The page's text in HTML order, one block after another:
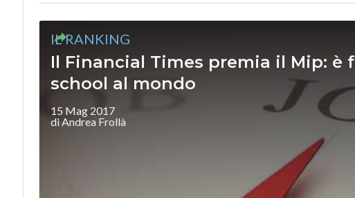
IL RANKING
Il Financial Times premia il Mip: è
school al mondo
15 Mag 2017
di Andrea Frollà